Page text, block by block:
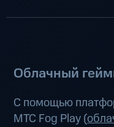
Облачный
С помощью
МТС Fog Play (